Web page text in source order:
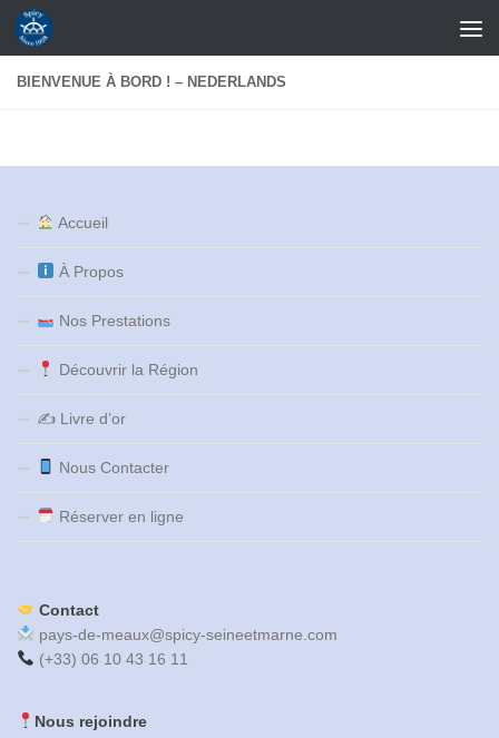
Skip to content
BIENVENUE À BORD ! – NEDERLANDS
Accueil
À Propos
Nos Prestations
Découvrir la Région
✍️ Livre d’or
Nous Contacter
Réserver en ligne
Contact
pays-de-meaux@spicy-seineetmarne.com
(+33) 06 10 43 16 11
Nous rejoindre